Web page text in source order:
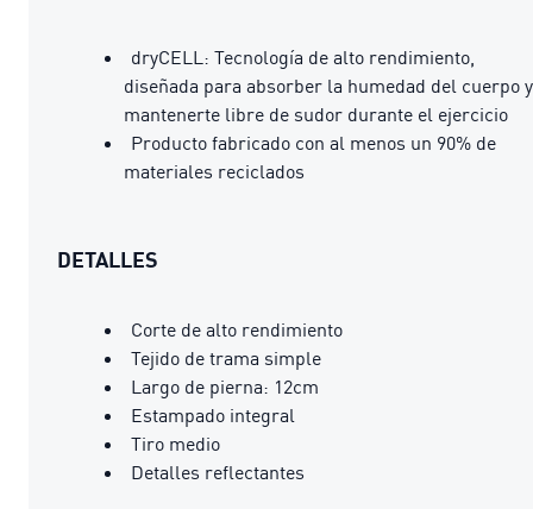
dryCELL: Tecnología de alto rendimiento,
diseñada para absorber la humedad del cuerpo y
mantenerte libre de sudor durante el ejercicio
Producto fabricado con al menos un 90% de
materiales reciclados
DETALLES
Corte de alto rendimiento
Tejido de trama simple
Largo de pierna: 12cm
Estampado integral
Tiro medio
Detalles reflectantes